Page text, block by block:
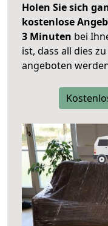
Holen Sie sich
kostenlose
3 Minuten bei
ist, dass all dies
angeboten